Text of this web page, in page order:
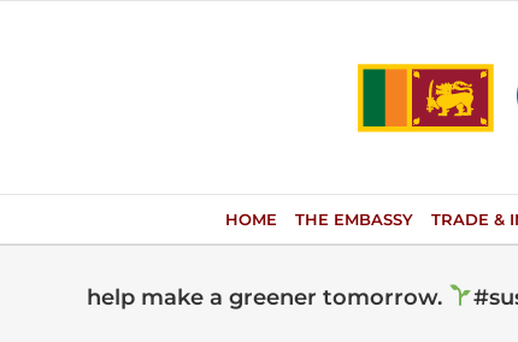
HOME THE EMBASSY TRADE &
help make a greener tomorrow.